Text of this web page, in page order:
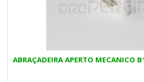
ABRAÇADEIRA APERTO MECANICO